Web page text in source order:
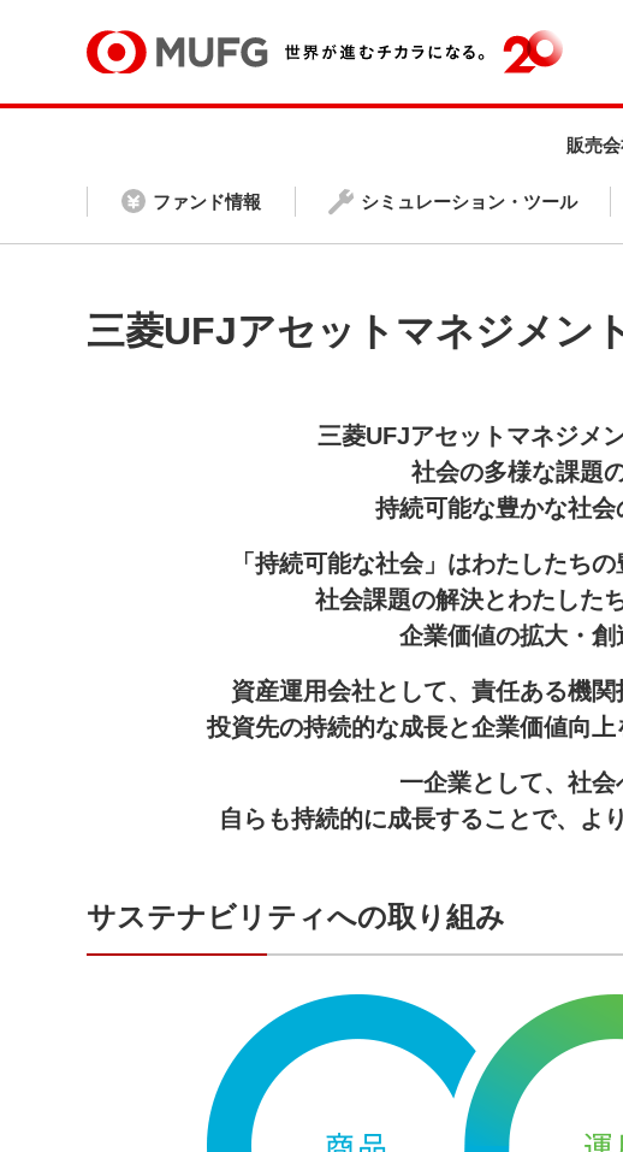
ファンド情報 シミュレーション・ツール
販売
三菱UFJアセットマネジメン
三菱UFJアセットマネジメ
社会の多様な課題
持続可能な豊かな社会
「持続可能な社会」はわたしたち
社会課題の解決とわたした
企業価値の拡大・創
資産運用会社として、責任ある機
投資先の持続的な成長と企業価値向
一企業として、社会
自らも持続的に成長することで、よ
サステナビリティへの取り組み